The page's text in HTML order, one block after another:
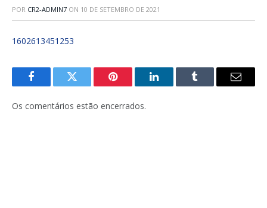
POR CR2-ADMIN7 ON 10 DE SETEMBRO DE 2021
1602613451253
FacebookTwitter Pinterest LinkedInTumblr
E-
Os comentários estão encerrados.